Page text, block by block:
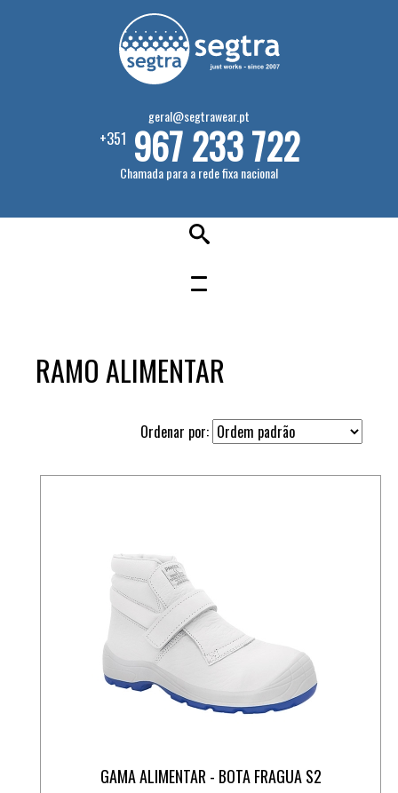
geral@segtrawear.pt
+351 967 233 722
Chamada para a rede fixa nacional
RAMO ALIMENTAR
Ordenar por:
GAMA ALIMENTAR - BOTA FRAGUA S2